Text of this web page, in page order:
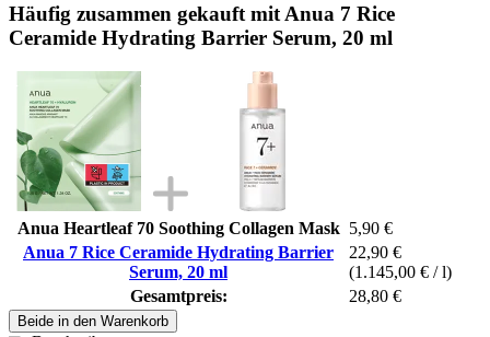
Häufig zusammen gekauft mit Anua 7 Rice
Ceramide Hydrating Barrier Serum, 20 ml
Anua Heartleaf 70 Soothing Collagen Mask 5,90 €
Anua 7 Rice Ceramide Hydrating Barrier
Serum, 20 ml
22,90 €
(1.145,00 € / l)
Gesamtpreis:
28,80 €
Beide in den Warenkorb